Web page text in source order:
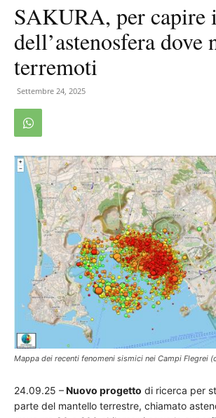
SAKURA, per capire
dell’astenosfera dove
terremoti
Settembre 24, 2025
Mappa dei recenti fenomeni sismici nei Campi Flegrei
24.09.25 –Nuovo progetto di ricerca per
parte del mantello terrestre, chiamato